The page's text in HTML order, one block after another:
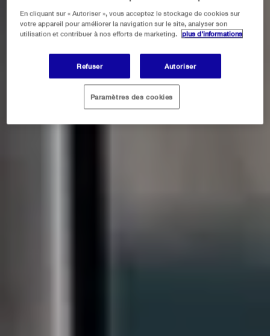
En cliquant sur « Autoriser », vous acceptez le stockage de cookies sur
votre appareil pour améliorer la navigation sur le site, analyser son
utilisation et contribuer à nos efforts de marketing.
plus d'informations
Refuser Autoriser
Paramètres des cookies